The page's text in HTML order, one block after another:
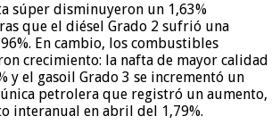
súper disminuyeron un 1,63%
que el diésel Grado 2 sufrió una
En cambio, los combustibles
crecimiento: la nafta de mayor calidad
y el gasoil Grado 3 se incrementó un
única petrolera que registró un aumento,
interanual en abril del 1,79%.